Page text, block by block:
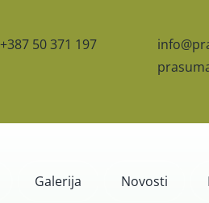
+387 50 371 197
Galerija Novosti